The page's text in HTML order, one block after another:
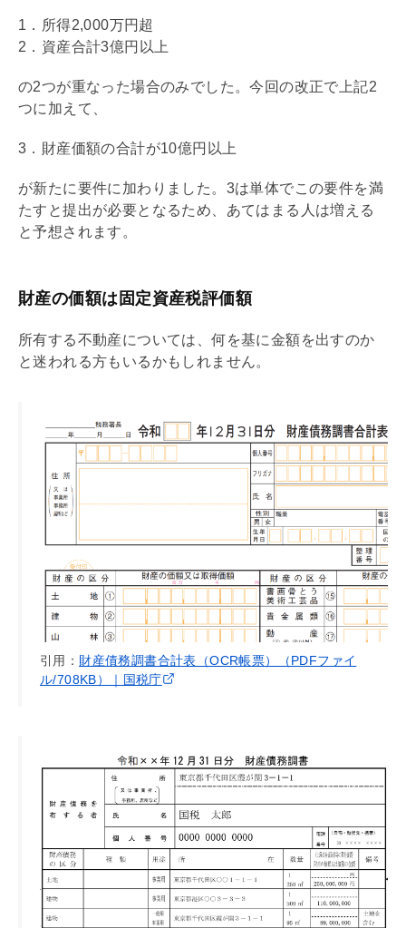
1．所得2,000万円超
2．資産合計3億円以上
の2つが重なった場合のみでした。今回の改正で上記2
つに加えて、
3．財産価額の合計が10億円以上
が新たに要件に加わりました。3は単体でこの要件を満
たすと提出が必要となるため、あてはまる人は増える
と予想されます。
財産の価額は固定資産税評価額
所有する不動産については、何を基に金額を出すのか
と迷われる方もいるかもしれません。
引用： 財産債務調書合計表（OCR帳票）（PDFファイ
ル/708KB）｜国税庁